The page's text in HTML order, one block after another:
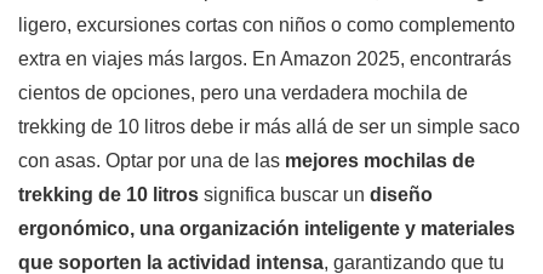
ligero, excursiones cortas con niños o como complemento
extra en viajes más largos. En Amazon 2025, encontrarás
cientos de opciones, pero una verdadera mochila de
trekking de 10 litros debe ir más allá de ser un simple saco
con asas. Optar por una de las mejores mochilas de
trekking de 10 litros significa buscar un diseño
ergonómico, una organización inteligente y materiales
que soporten la actividad intensa, garantizando que tu